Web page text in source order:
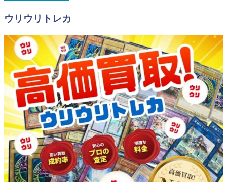
ウリウリトレカ